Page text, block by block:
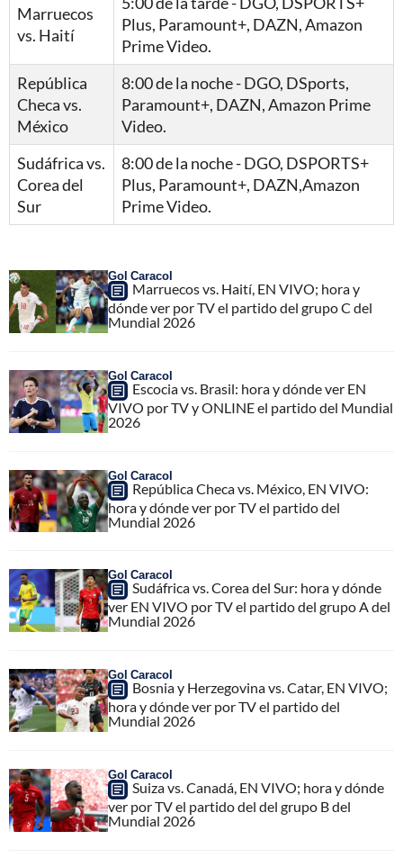
Marruecos
vs. Haití
Plus, Paramount+, DAZN, Amazon
Prime Video.
República
Checa vs.
México
8:00 de la noche - DGO, DSports,
Paramount+, DAZN, Amazon Prime
Video.
Sudáfrica vs.
Corea del
Sur
8:00 de la noche - DGO, DSPORTS+
Plus, Paramount+, DAZN,Amazon
Prime Video.
Gol Caracol
Marruecos vs. Haití, EN VIVO; hora y
dónde ver por TV el partido del grupo C del
Mundial 2026
Gol Caracol
Escocia vs. Brasil: hora y dónde ver EN
VIVO por TV y ONLINE el partido del Mundial
2026
Gol Caracol
República Checa vs. México, EN VIVO:
hora y dónde ver por TV el partido del
Mundial 2026
Gol Caracol
Sudáfrica vs. Corea del Sur: hora y dónde
ver EN VIVO por TV el partido del grupo A del
Mundial 2026
Gol Caracol
Bosnia y Herzegovina vs. Catar, EN VIVO;
hora y dónde ver por TV el partido del
Mundial 2026
Gol Caracol
Suiza vs. Canadá, EN VIVO; hora y dónde
ver por TV el partido del del grupo B del
Mundial 2026